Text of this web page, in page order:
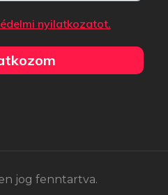
nyilatkozatot.
jog fenntartva.